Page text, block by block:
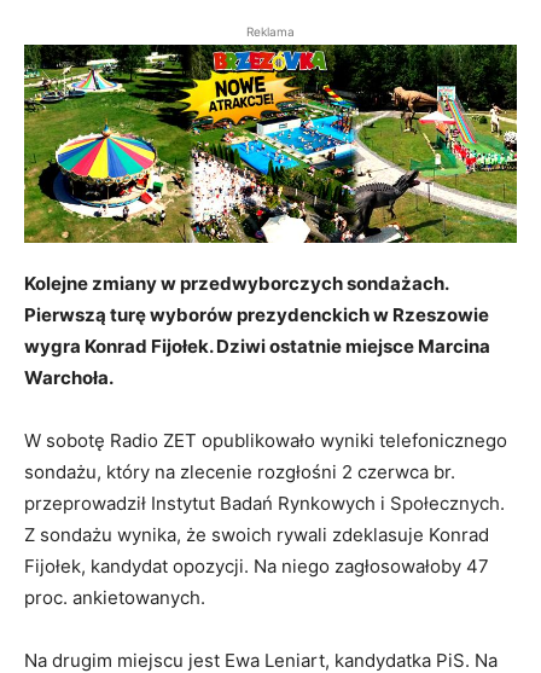
Reklama
Kolejne zmiany w przedwyborczych sondażach.
Pierwszą turę wyborów prezydenckich w Rzeszowie
wygra Konrad Fijołek. Dziwi ostatnie miejsce Marcina
Warchoła.
W sobotę Radio ZET opublikowało wyniki telefonicznego
sondażu, który na zlecenie rozgłośni 2 czerwca br.
przeprowadził Instytut Badań Rynkowych i Społecznych.
Z sondażu wynika, że swoich rywali zdeklasuje Konrad
Fijołek, kandydat opozycji. Na niego zagłosowałoby 47
proc. ankietowanych.
Na drugim miejscu jest Ewa Leniart, kandydatka PiS. Na